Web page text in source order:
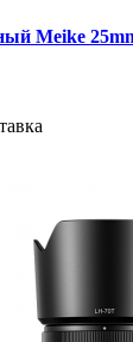
Meike